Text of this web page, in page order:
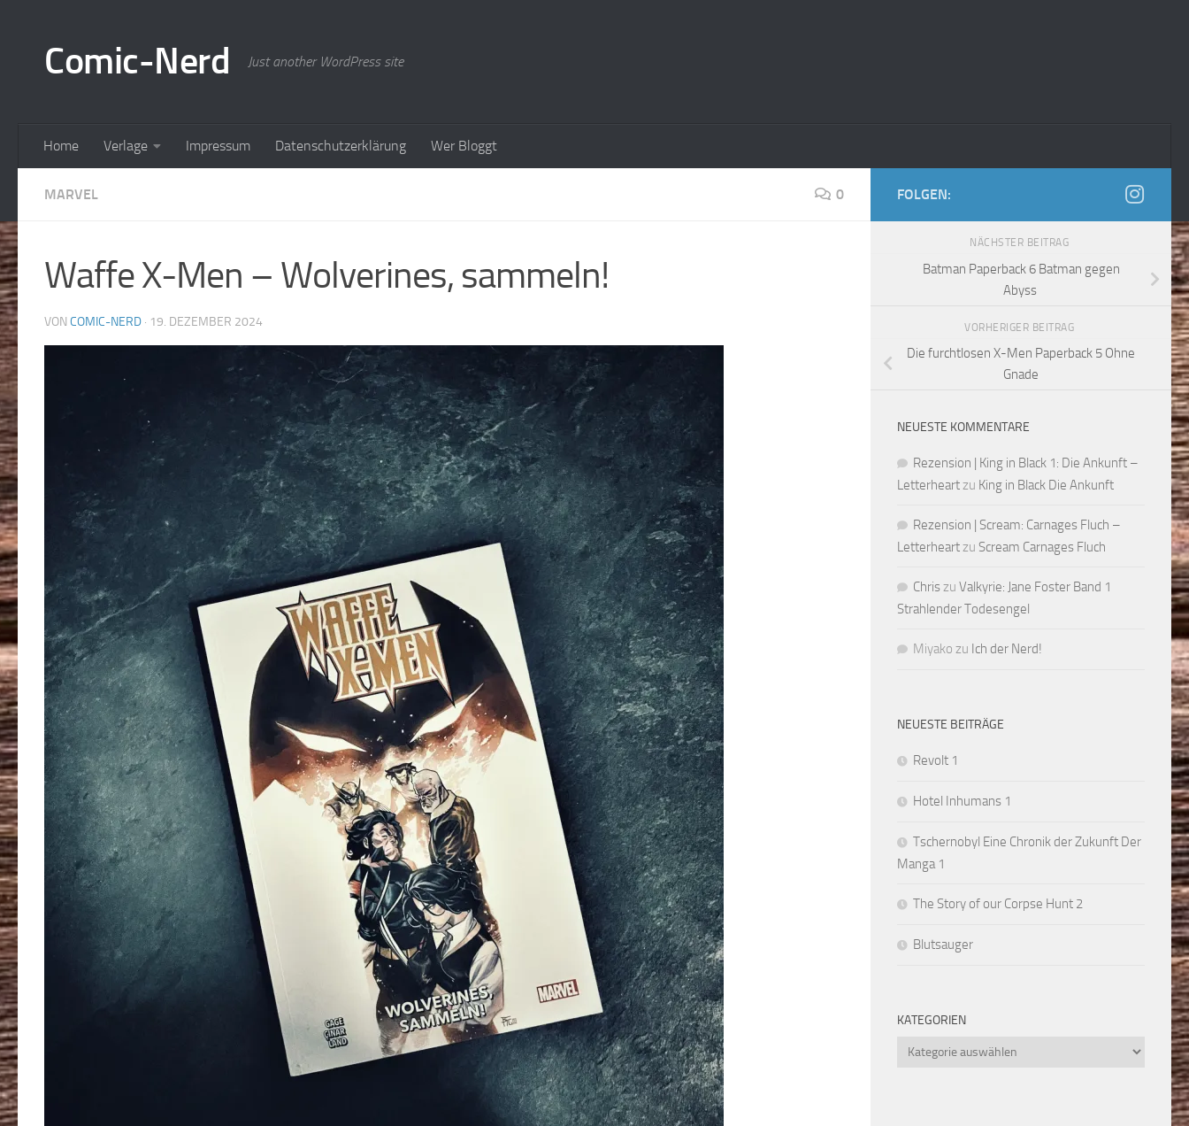
Comic-Nerd Just another WordPress site
Home Verlage Impressum Datenschutzerklärung Wer Bloggt
MARVEL 0
Waffe X-Men – Wolverines, sammeln!
VON COMIC-NERD · 19. DEZEMBER 2024
FOLGEN:
NÄCHSTER BEITRAG
Batman Paperback 6 Batman gegen
Abyss
VORHERIGER BEITRAG
Die furchtlosen X-Men Paperback 5 Ohne
Gnade
NEUESTE KOMMENTARE
Rezension | King in Black 1: Die Ankunft –
Letterheartzu King in Black Die Ankunft
Rezension | Scream: Carnages Fluch –
Letterheartzu Scream Carnages Fluch
Chriszu Valkyrie: Jane Foster Band 1
Strahlender Todesengel
Miyako zu Ich der Nerd!
NEUESTE BEITRÄGE
Revolt 1
Hotel Inhumans 1
Tschernobyl Eine Chronik der Zukunft Der
Manga 1
The Story of our Corpse Hunt 2
Blutsauger
KATEGORIEN
Kategorien